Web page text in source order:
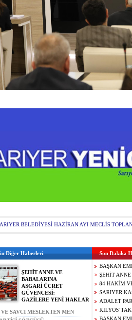
BELEDİYESİ HAZİRAN AYI MECLİS
Diğer Haberleri
ŞEHİT ANNE VE
BABALARINA
ASGARİ ÜCRET
GÜVENCESİ:
GAZİLERE YENİ HAKLAR
SAVCI MESLEKTEN MEN
Son Dakika
BAŞKAN
YENİ SEZON
ŞEHİT
ASGARİ
GAZİLERE
84 HAKİM
MEN
AKIN
CEZALARI
SARIYER
STANN
KATTI!!!
ADALET
KEMAL